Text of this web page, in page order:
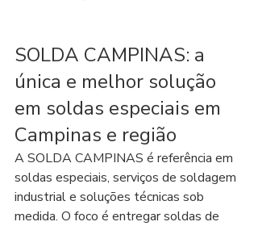
SOLDA CAMPINAS: a
única e melhor solução
em soldas especiais em
Campinas e região
A SOLDA CAMPINAS é referência em
soldas especiais, serviços de soldagem
industrial e soluções técnicas sob
medida. O foco é entregar soldas de